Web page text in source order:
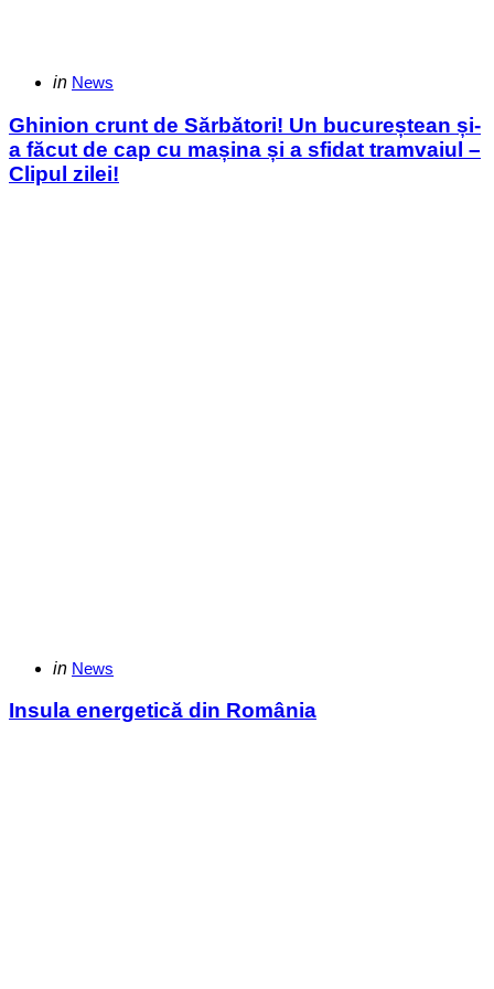
Categories
Posted
in News
Ghinion crunt de Sărbători! Un bucureștean și-
a făcut de cap cu mașina și a sfidat tramvaiul –
Clipul zilei!
Categories
Posted
in News
Insula energetică din România